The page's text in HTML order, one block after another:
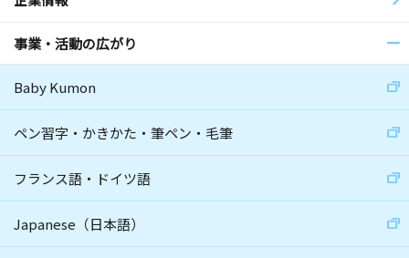
事業・活動の広がり
Baby Kumon
ペン習字・かきかた・筆ペン・毛筆
フランス語・ドイツ語
Japanese（日本語）